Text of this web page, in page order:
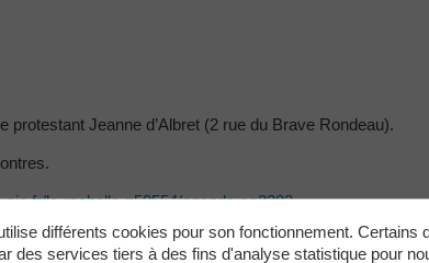
Jeanne d’Albret (2 rue du Brave Rondeau).
la-rochelle-p50554/agenda-se2382
Gandemer au 05 46 37 56 57 ou par mail:
différents cookies pour son fonctionnement. Certains
des services tiers à des fins d'analyse statistique pour